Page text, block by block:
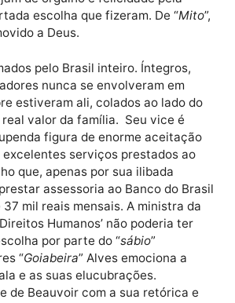
com o seu “Estimado Líder
sábias decisões comovem a
redes sociais não param de
humilde dos homens”, que fora
para salvar o Brasil e os
travestis, quilombolas,
pais de família e outras
de orgulho e felicidade pela
escolha que fizeram. De “
a Deus.
pelo Brasil inteiro. Íntegros,
nunca se envolveram em
estiveram ali, colados ao lado
real valor da família. Seu vice é